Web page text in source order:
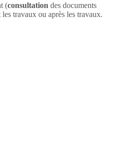
(consultation des documents
travaux ou après les travaux.